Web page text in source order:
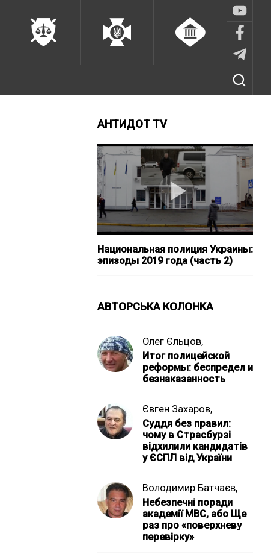
АНТИДОТ TV
Национальная полиция Украины:
эпизоды 2019 года (часть 2)
АВТОРСЬКА КОЛОНКА
Олег Єльцов,
Итог полицейской
реформы: беспредел и
безнаказанность
Євген Захаров,
Суддя без правил:
чому в Страсбурзі
відхилили кандидатів
у ЄСПЛ від України
Володимир Батчаєв,
Небезпечні поради
академії МВС, або Ще
раз про «поверхневу
перевірку»